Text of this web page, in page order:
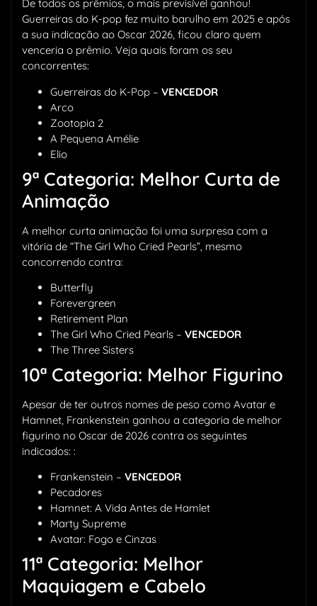
De todos os prêmios, o mais previsível ganhou!
Guerreiras do K-pop fez muito barulho em 2025 e após
a sua indicação ao Oscar 2026, ficou claro quem
venceria o prêmio. Veja quais foram os seu
concorrentes:
Guerreiras do K-Pop – VENCEDOR
Arco
Zootopia 2
A Pequena Amélie
Elio
9ª Categoria: Melhor Curta de
Animação
A melhor curta animação foi uma surpresa com a
vitória de “The Girl Who Cried Pearls”, mesmo
concorrendo contra:
Butterfly
Forevergreen
Retirement Plan
The Girl Who Cried Pearls – VENCEDOR
The Three Sisters
10ª Categoria: Melhor Figurino
Apesar de ter outros nomes de peso como Avatar e
Hamnet, Frankenstein ganhou a categoria de melhor
figurino no Oscar de 2026 contra os seguintes
indicados: :
Frankenstein – VENCEDOR
Pecadores
Hamnet: A Vida Antes de Hamlet
Marty Supreme
Avatar: Fogo e Cinzas
11ª Categoria: Melhor
Maquiagem e Cabelo